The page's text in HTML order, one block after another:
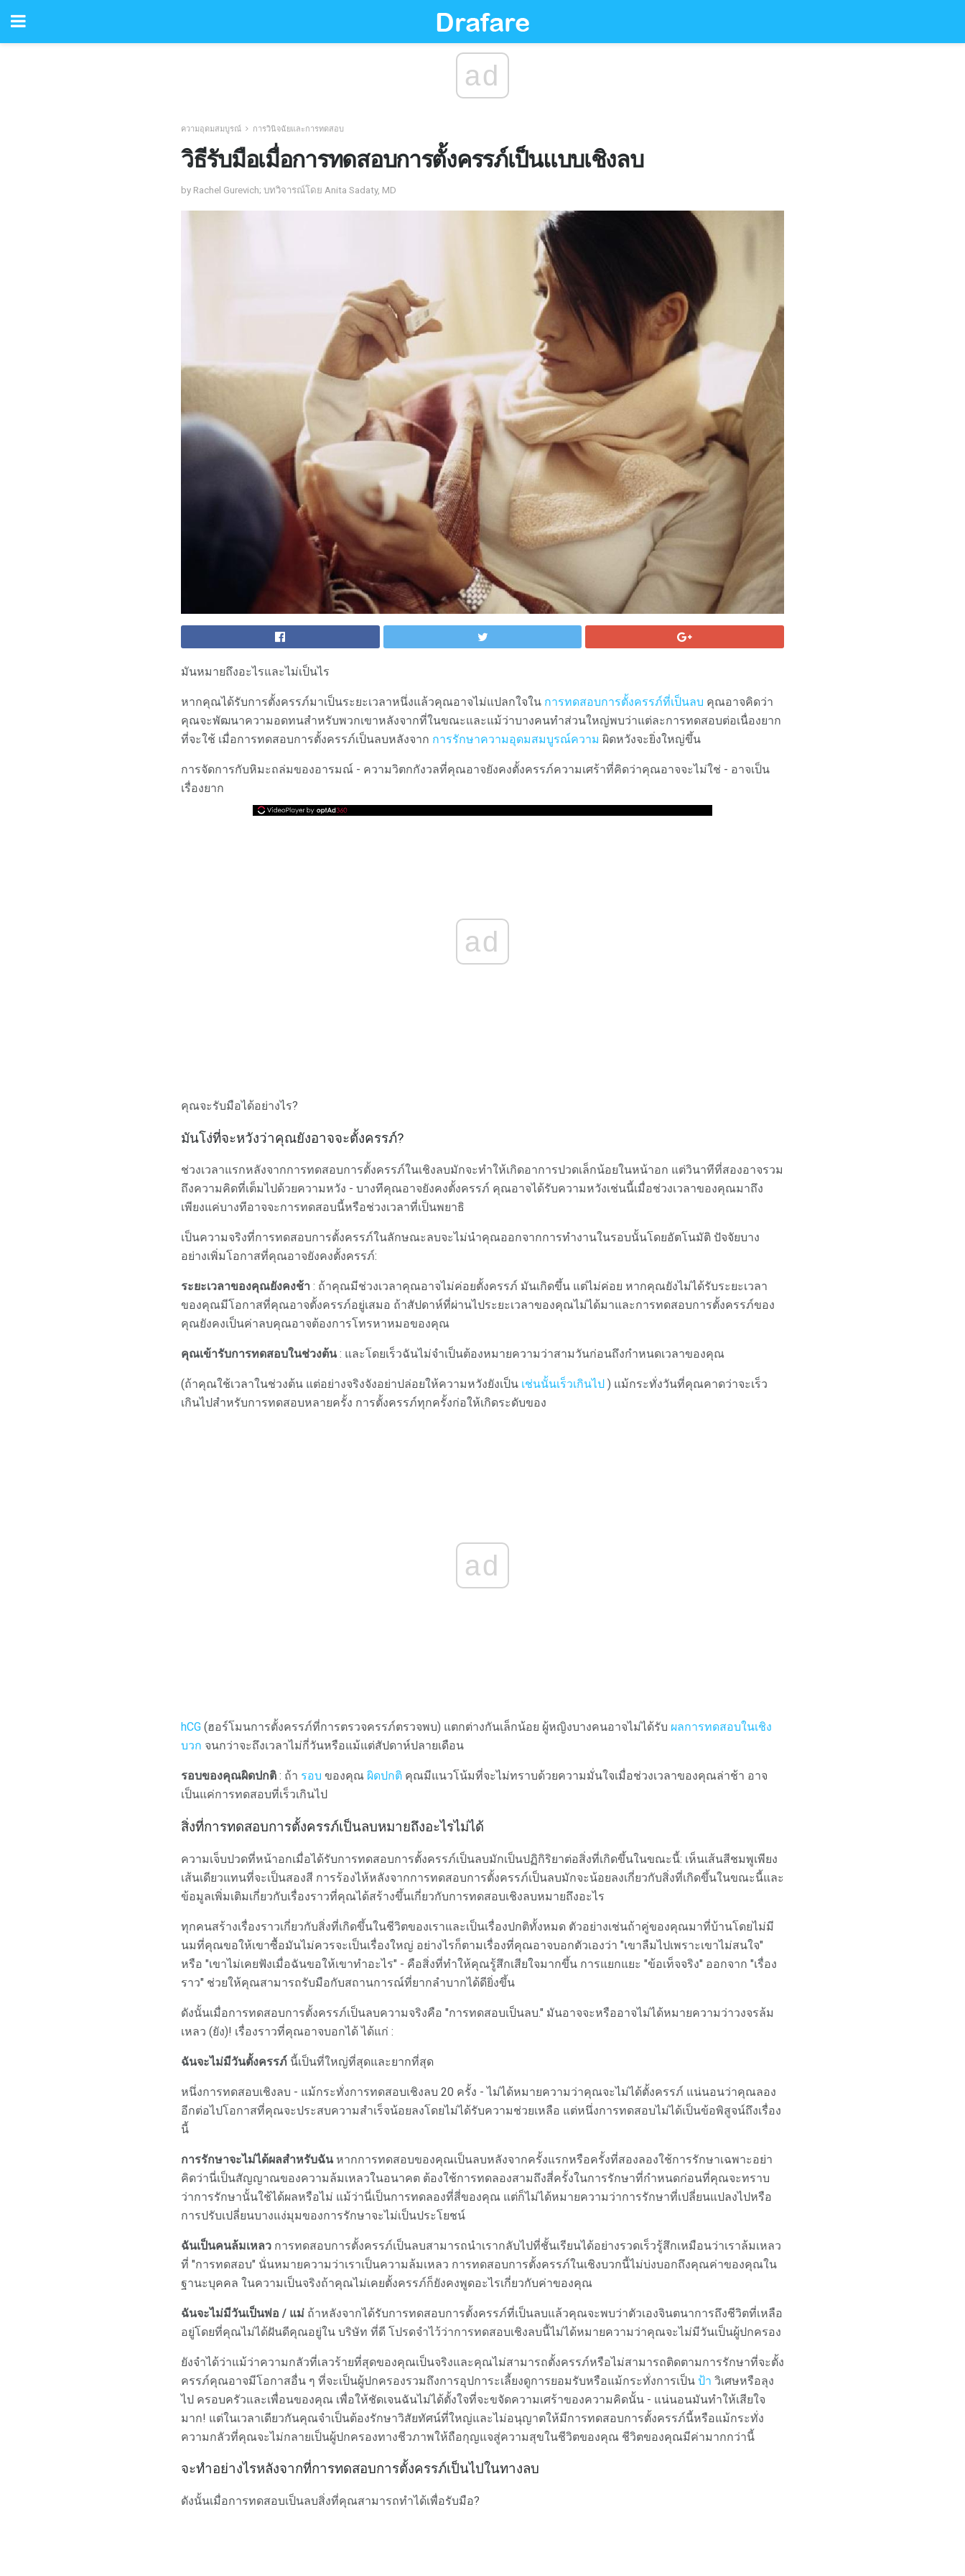
ad
ความอุดมสมบูรณ์ การวินิจฉัยและการทดสอบ
วิธีรับมือเมื่อการทดสอบการตั้งครรภ์เป็นแบบเชิงลบ
by Rachel Gurevich; บทวิจารณ์โดย Anita Sadaty, MD
มันหมายถึงอะไรและไม่เป็นไร
หากคุณได้รับการตั้งครรภ์มาเป็นระยะเวลาหนึ่งแล้วคุณอาจไม่แปลกใจใน การทดสอบการตั้งครรภ์ที่เป็นลบ คุณอาจคิดว่า
คุณจะพัฒนาความอดทนสำหรับพวกเขาหลังจากที่ในขณะและแม้ว่าบางคนทำส่วนใหญ่พบว่าแต่ละการทดสอบต่อเนื่องยาก
ที่จะใช้ เมื่อการทดสอบการตั้งครรภ์เป็นลบหลังจาก การรักษาความอุดมสมบูรณ์ความ ผิดหวังจะยิ่งใหญ่ขึ้น
การจัดการกับหิมะถล่มของอารมณ์ - ความวิตกกังวลที่คุณอาจยังคงตั้งครรภ์ความเศร้าที่คิดว่าคุณอาจจะไม่ใช่ - อาจเป็น
เรื่องยาก
ad
คุณจะรับมือได้อย่างไร?
มันโง่ที่จะหวังว่าคุณยังอาจจะตั้งครรภ์?
ช่วงเวลาแรกหลังจากการทดสอบการตั้งครรภ์ในเชิงลบมักจะทำให้เกิดอาการปวดเล็กน้อยในหน้าอก แต่วินาทีที่สองอาจรวม
ถึงความคิดที่เต็มไปด้วยความหวัง - บางทีคุณอาจยังคงตั้งครรภ์ คุณอาจได้รับความหวังเช่นนี้เมื่อช่วงเวลาของคุณมาถึง
เพียงแค่บางทีอาจจะการทดสอบนี้หรือช่วงเวลาที่เป็นพยาธิ
เป็นความจริงที่การทดสอบการตั้งครรภ์ในลักษณะลบจะไม่นำคุณออกจากการทำงานในรอบนั้นโดยอัตโนมัติ ปัจจัยบาง
อย่างเพิ่มโอกาสที่คุณอาจยังคงตั้งครรภ์:
ระยะเวลาของคุณยังคงช้า : ถ้าคุณมีช่วงเวลาคุณอาจไม่ค่อยตั้งครรภ์ มันเกิดขึ้น แต่ไม่ค่อย หากคุณยังไม่ได้รับระยะเวลา
ของคุณมีโอกาสที่คุณอาจตั้งครรภ์อยู่เสมอ ถ้าสัปดาห์ที่ผ่านไประยะเวลาของคุณไม่ได้มาและการทดสอบการตั้งครรภ์ของ
คุณยังคงเป็นค่าลบคุณอาจต้องการโทรหาหมอของคุณ
คุณเข้ารับการทดสอบในช่วงต้น: และโดยเร็วฉันไม่จำเป็นต้องหมายความว่าสามวันก่อนถึงกำหนดเวลาของคุณ
(ถ้าคุณใช้เวลาในช่วงต้น แต่อย่างจริงจังอย่าปล่อยให้ความหวังยังเป็น เช่นนั้นเร็วเกินไป ) แม้กระทั่งวันที่คุณคาดว่าจะเร็ว
เกินไปสำหรับการทดสอบหลายครั้ง การตั้งครรภ์ทุกครั้งก่อให้เกิดระดับของ
ad
hCG (ฮอร์โมนการตั้งครรภ์ที่การตรวจครรภ์ตรวจพบ) แตกต่างกันเล็กน้อย ผู้หญิงบางคนอาจไม่ได้รับ ผลการทดสอบในเชิง
บวก จนกว่าจะถึงเวลาไม่กี่วันหรือแม้แต่สัปดาห์ปลายเดือน
รอบของคุณผิดปกติ : ถ้า รอบ ของคุณ ผิดปกติ คุณมีแนวโน้มที่จะไม่ทราบด้วยความมั่นใจเมื่อช่วงเวลาของคุณล่าช้า อาจ
เป็นแค่การทดสอบที่เร็วเกินไป
สิ่งที่การทดสอบการตั้งครรภ์เป็นลบหมายถึงอะไรไม่ได้
ความเจ็บปวดที่หน้าอกเมื่อได้รับการทดสอบการตั้งครรภ์เป็นลบมักเป็นปฏิกิริยาต่อสิ่งที่เกิดขึ้นในขณะนี้: เห็นเส้นสีชมพูเพียง
เส้นเดียวแทนที่จะเป็นสองสี การร้องไห้หลังจากการทดสอบการตั้งครรภ์เป็นลบมักจะน้อยลงเกี่ยวกับสิ่งที่เกิดขึ้นในขณะนี้และ
ข้อมูลเพิ่มเติมเกี่ยวกับเรื่องราวที่คุณได้สร้างขึ้นเกี่ยวกับการทดสอบเชิงลบหมายถึงอะไร
ทุกคนสร้างเรื่องราวเกี่ยวกับสิ่งที่เกิดขึ้นในชีวิตของเราและเป็นเรื่องปกติทั้งหมด ตัวอย่างเช่นถ้าคู่ของคุณมาที่บ้านโดยไม่มี
นมที่คุณขอให้เขาซื้อมันไม่ควรจะเป็นเรื่องใหญ่ อย่างไรก็ตามเรื่องที่คุณอาจบอกตัวเองว่า "เขาลืมไปเพราะเขาไม่สนใจ"
หรือ "เขาไม่เคยฟังเมื่อฉันขอให้เขาทำอะไร" - คือสิ่งที่ทำให้คุณรู้สึกเสียใจมากขึ้น การแยกแยะ "ข้อเท็จจริง" ออกจาก "เรื่อง
ราว" ช่วยให้คุณสามารถรับมือกับสถานการณ์ที่ยากลำบากได้ดียิ่งขึ้น
ดังนั้นเมื่อการทดสอบการตั้งครรภ์เป็นลบความจริงคือ "การทดสอบเป็นลบ." มันอาจจะหรืออาจไม่ได้หมายความว่าวงจรล้ม
เหลว (ยัง)! เรื่องราวที่คุณอาจบอกได้ ได้แก่ :
ฉันจะไม่มีวันตั้งครรภ์ นี้เป็นที่ใหญ่ที่สุดและยากที่สุด
หนึ่งการทดสอบเชิงลบ - แม้กระทั่งการทดสอบเชิงลบ 20 ครั้ง - ไม่ได้หมายความว่าคุณจะไม่ได้ตั้งครรภ์ แน่นอนว่าคุณลอง
อีกต่อไปโอกาสที่คุณจะประสบความสำเร็จน้อยลงโดยไม่ได้รับความช่วยเหลือ แต่หนึ่งการทดสอบไม่ได้เป็นข้อพิสูจน์ถึงเรื่อง
นี้
การรักษาจะไม่ได้ผลสำหรับฉันหากการทดสอบของคุณเป็นลบหลังจากครั้งแรกหรือครั้งที่สองลองใช้การรักษาเฉพาะอย่า
คิดว่านี่เป็นสัญญาณของความล้มเหลวในอนาคต ต้องใช้การทดลองสามถึงสี่ครั้งในการรักษาที่กำหนดก่อนที่คุณจะทราบ
ว่าการรักษานั้นใช้ได้ผลหรือไม่ แม้ว่านี่เป็นการทดลองที่สี่ของคุณ แต่ก็ไม่ได้หมายความว่าการรักษาที่เปลี่ยนแปลงไปหรือ
การปรับเปลี่ยนบางแง่มุมของการรักษาจะไม่เป็นประโยชน์
ฉันเป็นคนล้มเหลว การทดสอบการตั้งครรภ์เป็นลบสามารถนำเรากลับไปที่ชั้นเรียนได้อย่างรวดเร็วรู้สึกเหมือนว่าเราล้มเหลว
ที่ "การทดสอบ" นั่นหมายความว่าเราเป็นความล้มเหลว การทดสอบการตั้งครรภ์ในเชิงบวกนี้ไม่บ่งบอกถึงคุณค่าของคุณใน
ฐานะบุคคล ในความเป็นจริงถ้าคุณไม่เคยตั้งครรภ์ก็ยังคงพูดอะไรเกี่ยวกับค่าของคุณ
ฉันจะไม่มีวันเป็นพ่อ / แม่ ถ้าหลังจากได้รับการทดสอบการตั้งครรภ์ที่เป็นลบแล้วคุณจะพบว่าตัวเองจินตนาการถึงชีวิตที่เหลือ
อยู่โดยที่คุณไม่ได้ฝันดีคุณอยู่ใน บริษัท ที่ดี โปรดจำไว้ว่าการทดสอบเชิงลบนี้ไม่ได้หมายความว่าคุณจะไม่มีวันเป็นผู้ปกครอง
ยังจำได้ว่าแม้ว่าความกลัวที่เลวร้ายที่สุดของคุณเป็นจริงและคุณไม่สามารถตั้งครรภ์หรือไม่สามารถติดตามการรักษาที่จะตั้ง
ครรภ์คุณอาจมีโอกาสอื่น ๆ ที่จะเป็นผู้ปกครองรวมถึงการอุปการะเลี้ยงดูการยอมรับหรือแม้กระทั่งการเป็น ป้า วิเศษหรือลุง
ไป ครอบครัวและเพื่อนของคุณ เพื่อให้ชัดเจนฉันไม่ได้ตั้งใจที่จะขจัดความเศร้าของความคิดนั้น - แน่นอนมันทำให้เสียใจ
มาก! แต่ในเวลาเดียวกันคุณจำเป็นต้องรักษาวิสัยทัศน์ที่ใหญ่และไม่อนุญาตให้มีการทดสอบการตั้งครรภ์นี้หรือแม้กระทั่ง
ความกลัวที่คุณจะไม่กลายเป็นผู้ปกครองทางชีวภาพให้ถือกุญแจสู่ความสุขในชีวิตของคุณ ชีวิตของคุณมีค่ามากกว่านี้
จะทำอย่างไรหลังจากที่การทดสอบการตั้งครรภ์เป็นไปในทางลบ
ดังนั้นเมื่อการทดสอบเป็นลบสิ่งที่คุณสามารถทำได้เพื่อรับมือ?